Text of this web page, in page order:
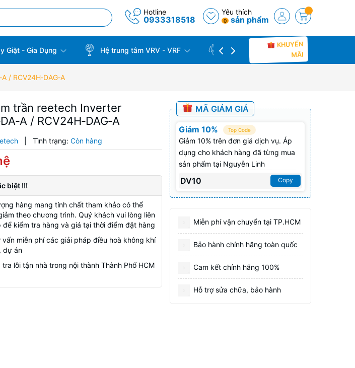
Hotline
0933318518
Yêu thích
0 sản phẩm
Giặt - Gia Dụng Hệ trung tâm VRV - VRF CÔNG TRÌNH THỰC TẾ
KHUYẾN
MÃI
/ RCV24H‑DAG‑A
trần reetech Inverter
/ RCV24H‑DAG‑A
Tình trạng: Còn hàng
biệt !!!
hàng mang tính chất tham khảo có thể
theo chương trình. Quý khách vui lòng liên
để kiểm tra hàng và giá tại thời điểm đặt hàng
vấn miễn phí các giải pháp điều hoà không khí
dự án
tra lỗi tận nhà trong nội thành Thành Phố HCM
MÃ GIẢM GIÁ
Giảm 10% Top Code
Giảm 10% trên đơn giá dịch vụ. Áp
dụng cho khách hàng đã từng mua
sản phẩm tại Nguyễn Linh
DV10 Copy
Miễn phí vận chuyển tại TP.HCM
Bảo hành chính hãng toàn quốc
Cam kết chính hãng 100%
Hỗ trợ sửa chữa, bảo hành